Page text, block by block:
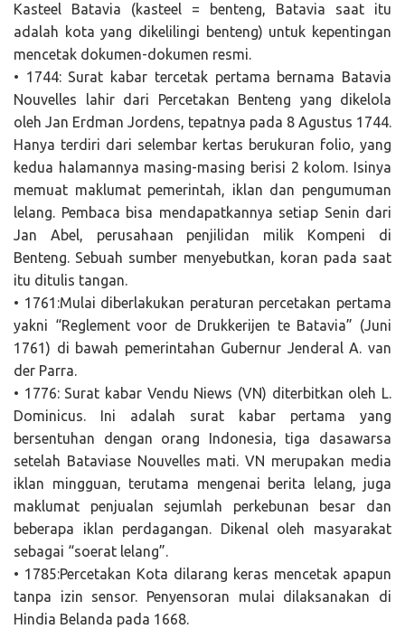
Kasteel Batavia (kasteel = benteng, Batavia saat itu
adalah kota yang dikelilingi benteng) untuk kepentingan
mencetak dokumen-dokumen resmi.
• 1744: Surat kabar tercetak pertama bernama Batavia
Nouvelles lahir dari Percetakan Benteng yang dikelola
oleh Jan Erdman Jordens, tepatnya pada 8 Agustus 1744.
Hanya terdiri dari selembar kertas berukuran folio, yang
kedua halamannya masing-masing berisi 2 kolom. Isinya
memuat maklumat pemerintah, iklan dan pengumuman
lelang. Pembaca bisa mendapatkannya setiap Senin dari
Jan Abel, perusahaan penjilidan milik Kompeni di
Benteng. Sebuah sumber menyebutkan, koran pada saat
itu ditulis tangan.
• 1761:Mulai diberlakukan peraturan percetakan pertama
yakni “Reglement voor de Drukkerijen te Batavia” (Juni
1761) di bawah pemerintahan Gubernur Jenderal A. van
der Parra.
• 1776: Surat kabar Vendu Niews (VN) diterbitkan oleh L.
Dominicus. Ini adalah surat kabar pertama yang
bersentuhan dengan orang Indonesia, tiga dasawarsa
setelah Bataviase Nouvelles mati. VN merupakan media
iklan mingguan, terutama mengenai berita lelang, juga
maklumat penjualan sejumlah perkebunan besar dan
beberapa iklan perdagangan. Dikenal oleh masyarakat
sebagai “soerat lelang”.
• 1785:Percetakan Kota dilarang keras mencetak apapun
tanpa izin sensor. Penyensoran mulai dilaksanakan di
Hindia Belanda pada 1668.